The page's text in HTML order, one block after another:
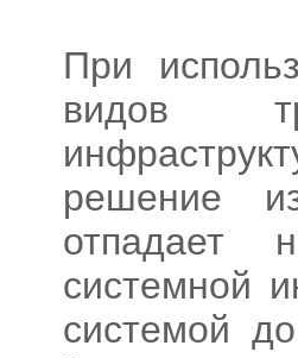
При
видов
решение
отпадает
системной
системой